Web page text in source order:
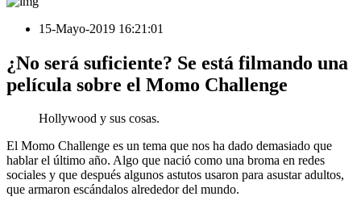
15-Mayo-2019 16:21:01
¿No será suficiente? Se está filmando una
película sobre el Momo Challenge
Hollywood y sus cosas.
El Momo Challenge es un tema que nos ha dado demasiado que
hablar el último año. Algo que nació como una broma en redes
sociales y que después algunos astutos usaron para asustar adultos,
que armaron escándalos alrededor del mundo.